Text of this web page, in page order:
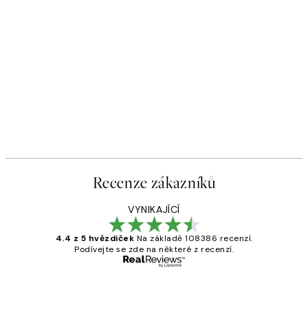
Recenze zákazníků
VYNIKAJÍCÍ
4.4 z 5 hvězdiček Na základě 108386 recenzí.
Podívejte se zde na některé z recenzí.